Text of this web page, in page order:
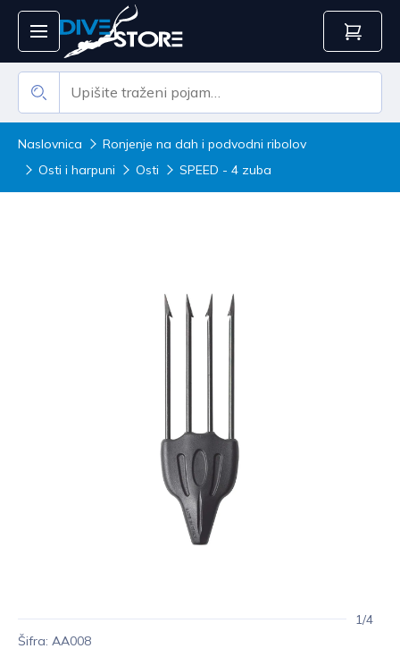
Naslovnica
Ronjenje na dah i podvodni ribolov
Osti i harpuni
Osti SPEED - 4 zuba
1/4
Šifra: AA008